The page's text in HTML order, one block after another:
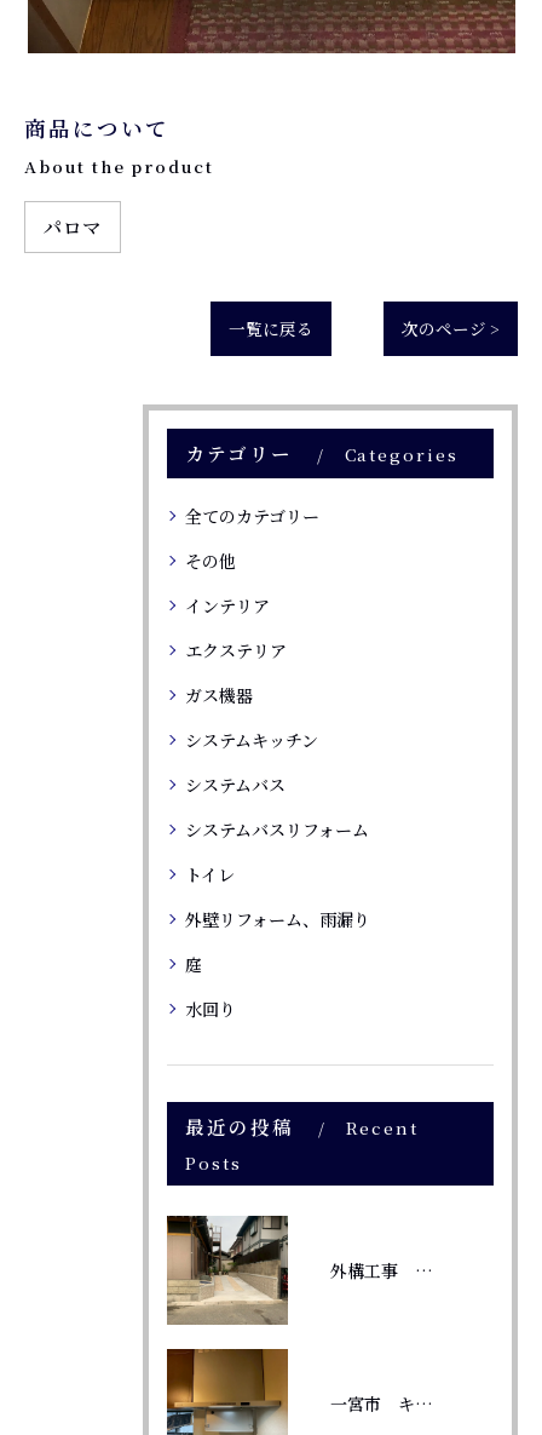
商品について
About the product
パロマ
一覧に戻る 次のページ >
カテゴリー Categories
全てのカテゴリー
その他
インテリア
エクステリア
ガス機器
システムキッチン
システムバス
システムバスリフォーム
トイレ
外壁リフォーム、雨漏り
庭
水回り
最近の投稿
Recent
Posts
外構工事 庭に駐車場
一宮市 キッチン換気扇交換 TAGシリーズ